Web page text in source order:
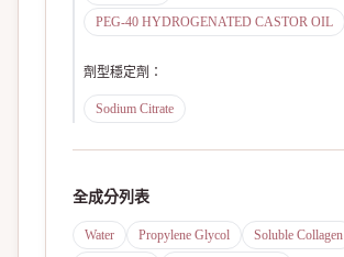
PEG-40 HYDROGENATED CASTOR OIL
劑型穩定劑 ：
Sodium Citrate
全成分列表
Water Propylene Glycol
Soluble Collagen